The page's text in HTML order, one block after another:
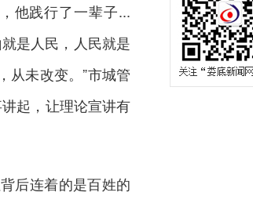
他践行了一辈子...
是人民，人民就是
从未改变。”市城管
起，让理论宣讲有
后连着的是百姓的